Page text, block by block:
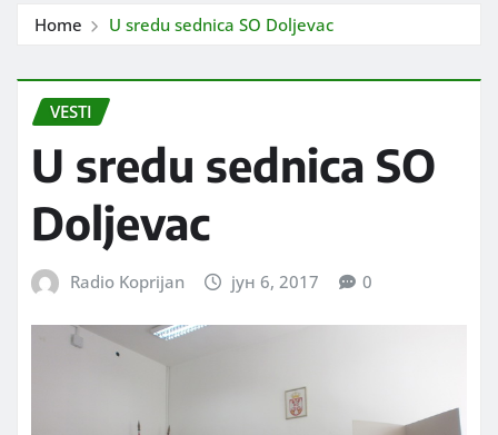
Home U sredu sednica SO Doljevac
VESTI
U sredu sednica SO
Doljevac
Radio Koprijan јун 6, 2017 0